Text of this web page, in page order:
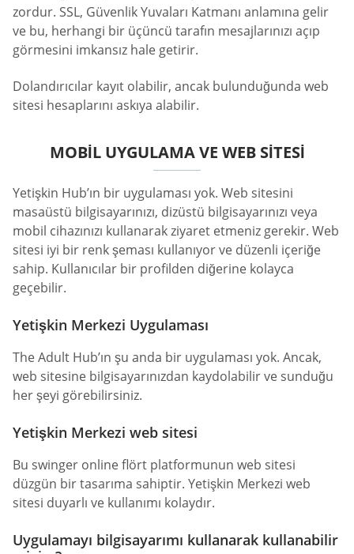
zordur. SSL, Güvenlik Yuvaları Katmanı anlamına gelir
ve bu, herhangi bir üçüncü tarafın mesajlarınızı açıp
görmesini imkansız hale getirir.
Dolandırıcılar kayıt olabilir, ancak bulunduğunda web
sitesi hesaplarını askıya alabilir.
MOBIL UYGULAMA VE WEB SITESI
Yetişkin Hub’ın bir uygulaması yok. Web sitesini
masaüstü bilgisayarınızı, dizüstü bilgisayarınızı veya
mobil cihazınızı kullanarak ziyaret etmeniz gerekir. Web
sitesi iyi bir renk şeması kullanıyor ve düzenli içeriğe
sahip. Kullanıcılar bir profilden diğerine kolayca
geçebilir.
Yetişkin Merkezi Uygulaması
The Adult Hub’ın şu anda bir uygulaması yok. Ancak,
web sitesine bilgisayarınızdan kaydolabilir ve sunduğu
her şeyi görebilirsiniz.
Yetişkin Merkezi web sitesi
Bu swinger online flört platformunun web sitesi
düzgün bir tasarıma sahiptir. Yetişkin Merkezi web
sitesi duyarlı ve kullanımı kolaydır.
Uygulamayı bilgisayarımı kullanarak kullanabilir